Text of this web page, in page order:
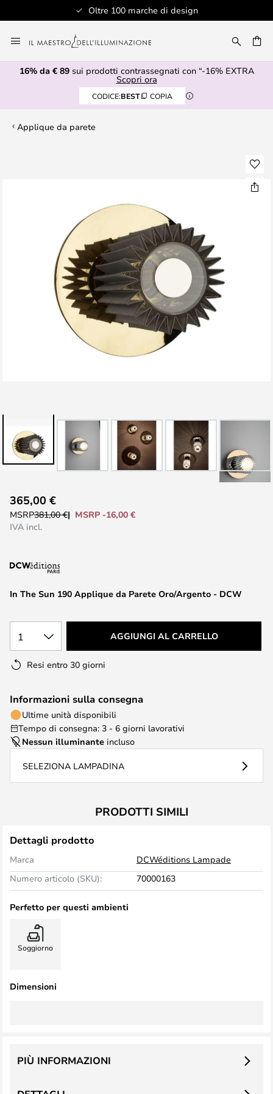
Oltre 100 marche di design
al
contenuto
16% da € 89sui prodotti contrassegnati con “-16% EXTRA
Scopri ora
CODICE:BEST COPIA
Applique da parete
all'inizio
della
immagini
In The Sun 190 Applique da Parete Oro/Argento - DCW
365,00 €
MSRP381,00 €
MSRP -16,00 €
IVA incl.
1 AGGIUNGI AL CARRELLO
Resi entro 30 giorni
Informazioni sulla consegna
Ultime unità disponibili
Tempo di consegna: 3 - 6 giorni lavorativi
Nessun illuminante incluso
SELEZIONA LAMPADINA
PRODOTTI SIMILI
Dettagli prodotto
Marca
DCWéditions Lampade
Numero articolo (SKU):
70000163
Perfetto per questi ambienti
Soggiorno
Dimensioni
PIÙ INFORMAZIONI